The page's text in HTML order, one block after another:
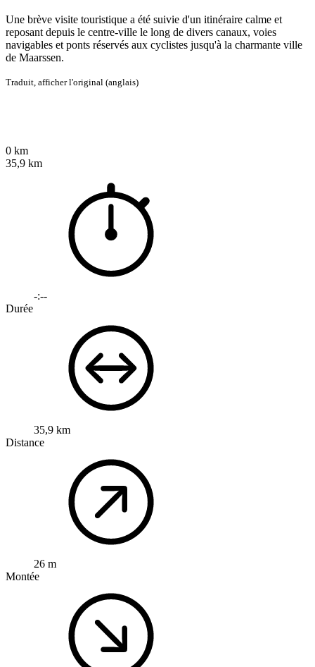
Une brève visite touristique a été suivie d'un itinéraire calme et
reposant depuis le centre-ville le long de divers canaux, voies
navigables et ponts réservés aux cyclistes jusqu'à la charmante ville
de Maarssen.
Traduit, afficher l'original (anglais)
0 km
35,9 km
-:--
Durée
35,9 km
Distance
26 m
Montée